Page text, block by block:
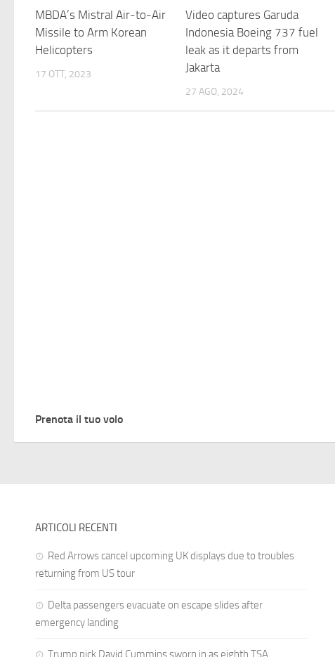
MBDA’s Mistral Air-to-Air
Missile to Arm Korean
Helicopters
17 OTT, 2023
Video captures Garuda
Indonesia Boeing 737 fuel
leak as it departs from
Jakarta
27 AGO, 2024
Prenota il tuo volo
ARTICOLI RECENTI
Red Arrows cancel upcoming UK displays due to troubles
returning from US tour
Delta passengers evacuate on escape slides after
emergency landing
Trump pick David Cummins sworn in as eighth TSA